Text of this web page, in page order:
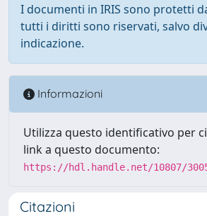
I documenti in IRIS sono protetti
tutti i diritti sono riservati, salvo
indicazione.
Informazioni
Utilizza questo identificativo per
link a questo documento:
https://hdl.handle.net/10807/
Citazioni